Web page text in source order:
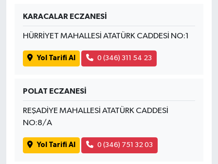
KARACALAR ECZANESİ
HÜRRİYET MAHALLESİ ATATÜRK CADDESİ NO:1
Yol Tarifi Al 0 (346) 311 54 23
POLAT ECZANESİ
REŞADİYE MAHALLESİ ATATÜRK CADDESİ
NO:8/A
Yol Tarifi Al 0 (346) 751 32 03